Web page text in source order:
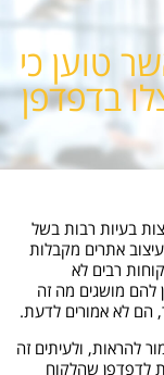
טוען כי
בדפדפן
בעיות רבות בשל
אתרים מקבלות
רבים לא
להם מושגים מה זה
הם לא אמורים לדעת.
להראות, ולעיתים זה
לדפדפן שהלקוח